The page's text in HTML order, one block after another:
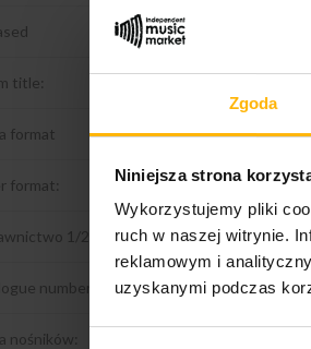
Zgoda
Niniejsza strona
Wykorzystujemy pliki
ruch w naszej witrynie.
reklamowym i
uzyskanymi podczas
title:
format CD
format: Digisleeve
1/2
number: PRE-0018
nośników: